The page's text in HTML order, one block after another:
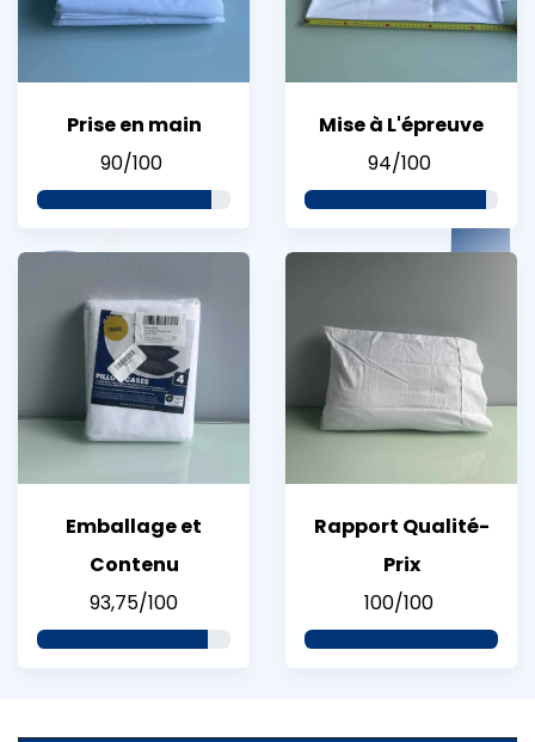
Prise en main
90/100
Mise à L'épreuve
94/100
Rapport Qualité-
Prix
100/100
Emballage et
Contenu
93,75/100